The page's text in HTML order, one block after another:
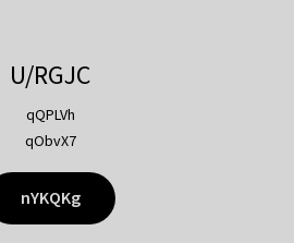
U/RGJC
qQPLVh
qObvX7
nYKQKg